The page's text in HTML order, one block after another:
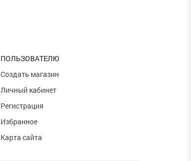
ПОЛЬЗОВАТЕЛЮ
Создать магазин
Личный кабинет
Регистрация
Избранное
Карта сайта